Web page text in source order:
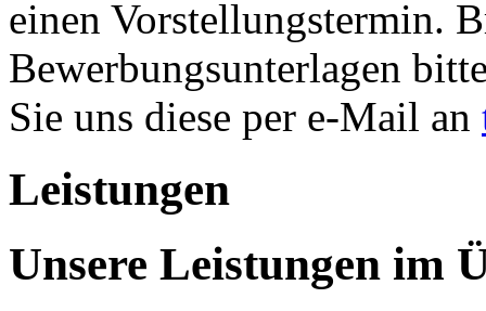
einen Vorstellungstermin.
Bewerbungsunterlagen
Sie uns diese per e-Mail an
Leistungen
Unsere Leistungen im